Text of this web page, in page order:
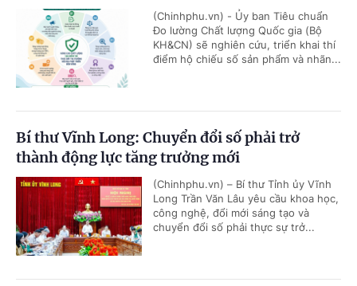
(Chinhphu.vn) - Ủy ban Tiêu chuẩn
Đo lường Chất lượng Quốc gia (Bộ
KH&CN) sẽ nghiên cứu, triển khai thí
điểm hộ chiếu số sản phẩm và nhãn...
Bí thư Vĩnh Long: Chuyển đổi số phải trở
thành động lực tăng trưởng mới
(Chinhphu.vn) – Bí thư Tỉnh ủy Vĩnh
Long Trần Văn Lâu yêu cầu khoa học,
công nghệ, đổi mới sáng tạo và
chuyển đổi số phải thực sự trở...